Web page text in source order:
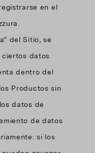
en el
del Sitio, se
ciertos datos
dentro del
Productos sin
datos de
de datos
si los